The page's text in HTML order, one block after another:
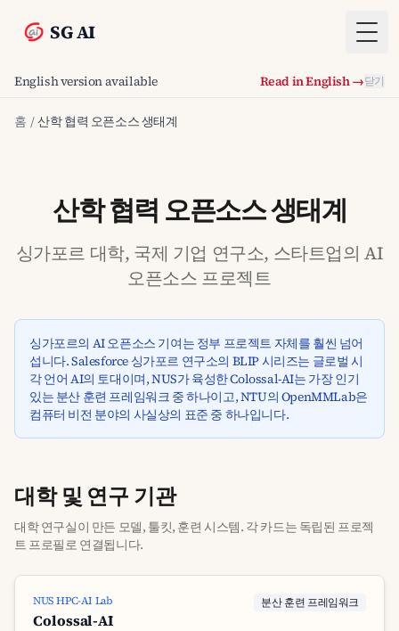
SG AI
English version available Read in English →닫기
홈 / 산학 협력 오픈소스 생태계
산학 협력 오픈소스 생태계
싱가포르 대학, 국제 기업 연구소, 스타트업의 AI
오픈소스 프로젝트
싱가포르의 AI 오픈소스 기여는 정부 프로젝트 자체를 훨씬 넘어
섭니다. Salesforce 싱가포르 연구소의 BLIP 시리즈는 글로벌 시
각 언어 AI의 토대이며, NUS가 육성한 Colossal-AI는 가장 인기
있는 분산 훈련 프레임워크 중 하나이고, NTU의 OpenMMLab은
컴퓨터 비전 분야의 사실상의 표준 중 하나입니다.
대학 및 연구 기관
대학 연구실이 만든 모델, 툴킷, 훈련 시스템. 각 카드는 독립된 프로젝
트 프로필로 연결됩니다.
NUS HPC-AI Lab
Colossal-AI
분산 훈련 프레임워크